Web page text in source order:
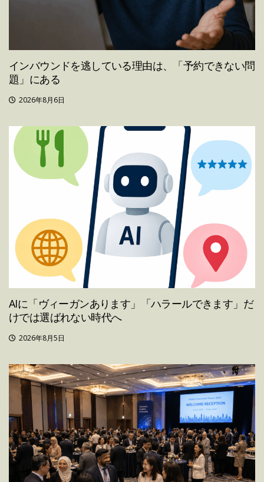
インバウンドを逃している理由は、「予約できない問
題」にある
2026年8月6日
AIに「ヴィーガンあります」「ハラールできます」だ
けでは選ばれない時代へ
2026年8月5日